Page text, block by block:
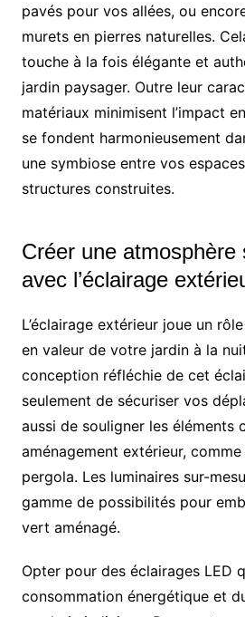
pavés pour vos allées, ou
murets en pierres naturelles.
touche à la fois élégante et
jardin paysager. Outre leur
matériaux minimisent l’impact
se fondent harmonieusement
une symbiose entre vos
structures construites.
Créer une atmosphère
avec l’éclairage
L’éclairage extérieur joue un
en valeur de votre jardin à la
conception réfléchie de cet
seulement de sécuriser vos
aussi de souligner les éléments
aménagement extérieur,
pergola. Les luminaires sur-
gamme de possibilités pour
vert aménagé.
Opter pour des éclairages LED
consommation énergétique et